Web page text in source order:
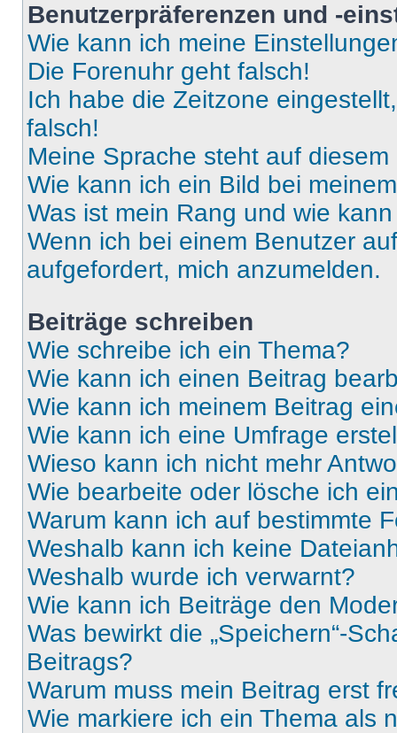
Benutzerpräferenzen und -
Wie kann ich meine
Die Forenuhr geht falsch!
Ich habe die Zeitzone
falsch!
Meine Sprache steht auf
Wie kann ich ein Bild bei
Was ist mein Rang und wie
Wenn ich bei einem Benutzer
aufgefordert, mich anzumelden.
Beiträge schreiben
Wie schreibe ich ein Thema?
Wie kann ich einen Beitrag
Wie kann ich meinem Beitrag
Wie kann ich eine Umfrage
Wieso kann ich nicht mehr
Wie bearbeite oder lösche ich
Warum kann ich auf bestimmte
Weshalb kann ich keine
Weshalb wurde ich verwarnt?
Wie kann ich Beiträge den
Was bewirkt die „Speichern“-
Beitrags?
Warum muss mein Beitrag erst
Wie markiere ich ein Thema als